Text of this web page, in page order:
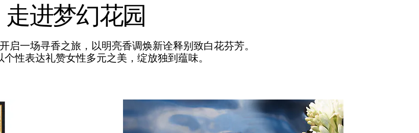
走进梦幻花园
启一场寻香之旅，以明亮香调焕新诠释别致白花芬芳。
性表达礼赞女性多元之美，绽放独到蕴味。